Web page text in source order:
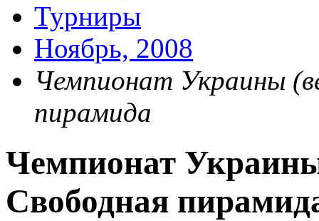
Турниры
Ноябрь, 2008
Чемпионат Украины
пирамида
Чемпионат
Свободная